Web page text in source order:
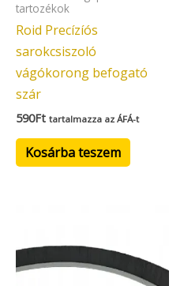
tartozékok
Roid Precízíós
sarokcsiszoló
vágókorong befogató
szár
590Ft tartalmazza az ÁFÁ-t
Kosárba teszem